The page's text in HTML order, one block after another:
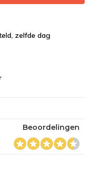
zelfde dag
Beoordelingen